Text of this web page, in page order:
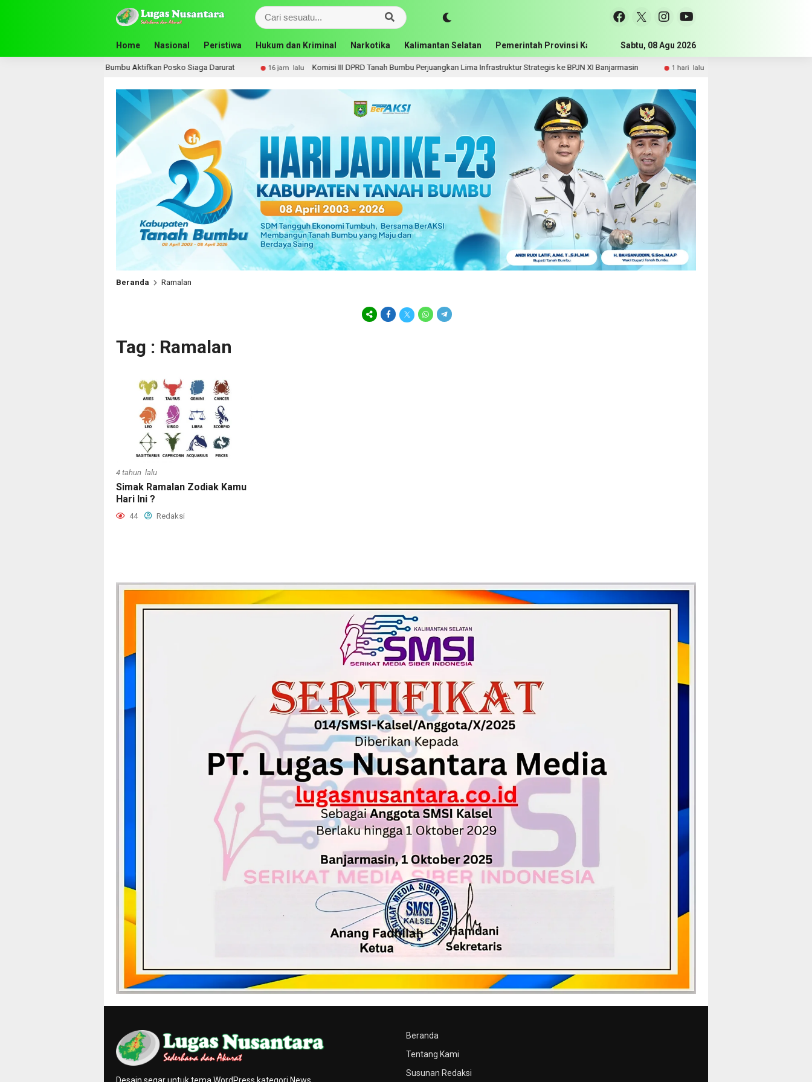
Home Nasional Peristiwa Hukum dan Kriminal Narkotika Kalimantan Selatan Pemerintah Provinsi Kalimantan Selatan Pemerintah Kabupaten Tanah
Sabtu, 08 Agu 2026
Pemkab Tanah Bumbu Aktifkan Posko Siaga Darurat 16 jam lalu Komisi III DPRD Tanah Bumbu Perjuangkan Lima Infrastruktur Strategis ke BPJN XI Banjarmasin 1 hari lalu DPRD Tanah Bumbu Perjuangkan
Beranda Ramalan
Tag : Ramalan
4 tahun lalu
Simak Ramalan Zodiak Kamu
Hari Ini ?
44 Redaksi
Beranda
Tentang Kami
Susunan Redaksi